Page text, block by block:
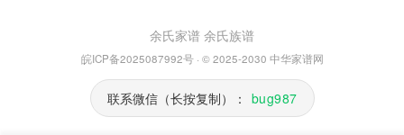
余氏家谱 余氏族谱
皖ICP备2025087992号· © 2025-2030 中华家谱网
联系微信（长按复制）： bug987